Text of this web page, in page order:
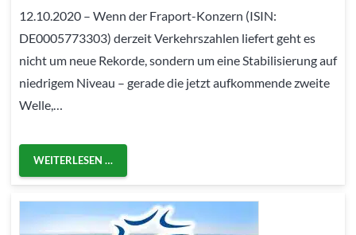
12.10.2020 – Wenn der Fraport-Konzern (ISIN:
DE0005773303) derzeit Verkehrszahlen liefert geht es
nicht um neue Rekorde, sondern um eine Stabilisierung auf
niedrigem Niveau – gerade die jetzt aufkommende zweite
Welle,…
WEITERLESEN …